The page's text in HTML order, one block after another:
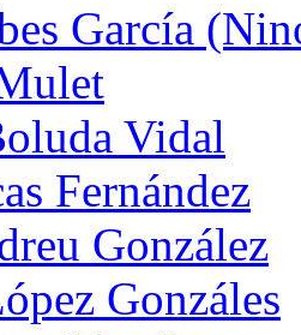
García
Vidal
Fernández
González
Gonzáles